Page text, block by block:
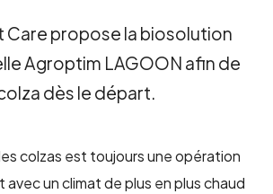
Care propose la biosolution
Agroptim LAGOON afin de
dès le départ.
colzas est toujours une opération
un climat de plus en plus chaud